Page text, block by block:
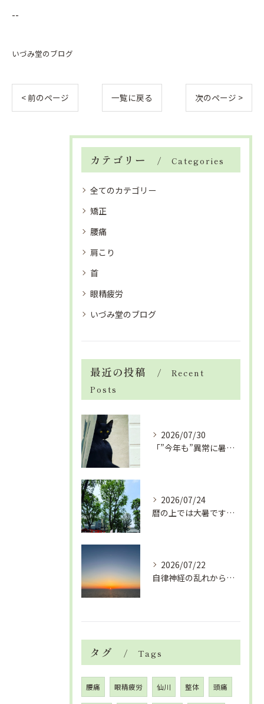
--
いづみ堂のブログ
< 前のページ 一覧に戻る 次のページ >
カテゴリー Categories
全てのカテゴリー
矯正
腰痛
肩こり
首
眼精疲労
いづみ堂のブログ
最近の投稿
Recent
Posts
2026/07/30
「”今年も”異常に暑い夏」酷暑+冷房＝夏風邪、腰痛、ひざの痛...
2026/07/24
暦の上では大暑です！腰痛や肩こりから来る頭痛
2026/07/22
自律神経の乱れから生活習慣病、血液循環の滞り
タグ Tags
腰痛 眼精疲労 仙川 整体 頭痛